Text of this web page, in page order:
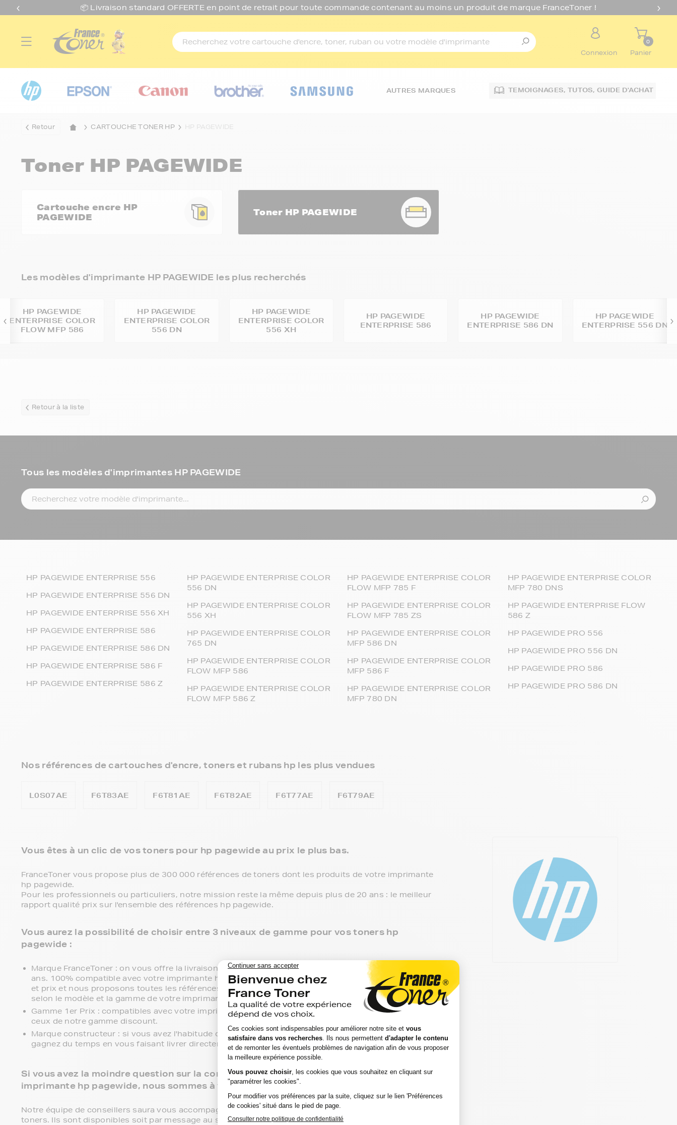
📦 Livraison standard OFFERTE en point de retrait pour toute commande contenant au moins un produit de marque FranceToner !
Connexion
0
Panier
AUTRES MARQUES TEMOIGNAGES, TUTOS,GUIDE D'ACHAT
Retour CARTOUCHE TONER HP HP PAGEWIDE
Toner HP PAGEWIDE
Cartouche encre HP
PAGEWIDE
Toner HP PAGEWIDE
Les modèles d'imprimante HP PAGEWIDE les plus recherchés
HP PAGEWIDE
ENTERPRISE COLOR
FLOW MFP 586
HP PAGEWIDE
ENTERPRISE COLOR
556 DN
HP PAGEWIDE
ENTERPRISE COLOR
556 XH
HP PAGEWIDE
ENTERPRISE 586
HP PAGEWIDE
ENTERPRISE 586 DN
HP PAGEWIDE
ENTERPRISE 556 DN
Retour à la liste
Tous les modèles d'imprimantes HP PAGEWIDE
HP PAGEWIDE ENTERPRISE 556
HP PAGEWIDE ENTERPRISE 556 DN
HP PAGEWIDE ENTERPRISE 556 XH
HP PAGEWIDE ENTERPRISE 586
HP PAGEWIDE ENTERPRISE 586 DN
HP PAGEWIDE ENTERPRISE 586 F
HP PAGEWIDE ENTERPRISE 586 Z
HP PAGEWIDE ENTERPRISE COLOR
556 DN
HP PAGEWIDE ENTERPRISE COLOR
556 XH
HP PAGEWIDE ENTERPRISE COLOR
765 DN
HP PAGEWIDE ENTERPRISE COLOR
FLOW MFP 586
HP PAGEWIDE ENTERPRISE COLOR
FLOW MFP 586 Z
HP PAGEWIDE ENTERPRISE COLOR
FLOW MFP 785 F
HP PAGEWIDE ENTERPRISE COLOR
FLOW MFP 785 ZS
HP PAGEWIDE ENTERPRISE COLOR
MFP 586 DN
HP PAGEWIDE ENTERPRISE COLOR
MFP 586 F
HP PAGEWIDE ENTERPRISE COLOR
MFP 780 DN
HP PAGEWIDE ENTERPRISE COLOR
MFP 780 DNS
HP PAGEWIDE ENTERPRISE FLOW
586 Z
HP PAGEWIDE PRO 556
HP PAGEWIDE PRO 556 DN
HP PAGEWIDE PRO 586
HP PAGEWIDE PRO 586 DN
Nos références de cartouches d'encre, toners et rubans hp les plus vendues
L0S07AE F6T83AE F6T81AE F6T82AE F6T77AE F6T79AE
Vous êtes à un clic de vos toners pour hp pagewide au prix le plus bas.
FranceToner vous propose plus de 300 000 références de toners dont les produits de votre imprimante
hp pagewide.
Pour les professionnels ou particuliers, notre mission reste la même depuis plus de 20 ans : le meilleur
rapport qualité prix sur l'ensemble des références hp pagewide.
Vous aurez la possibilité de choisir entre 3 niveaux de gamme pour vos toners hp
pagewide :
Marque FranceToner : on vous offre la livraison en point de retrait et tous les produits sont garantis 2
ans. 100% compatible avec votre imprimante hp pagewide, c'est le meilleur compromis entre qualité
et prix et nous proposons toutes les références compatibles, noir et couleur, en pack ou à l’unité,
selon le modèle et la gamme de votre imprimante.
Gamme 1er Prix : compatibles avec votre imprimante hp pagewide, ces produits sans marque sont
ceux de notre gamme discount.
Marque constructeur : si vous avez l'habitude d'aller chercher vos toners hp pagewide en magasin,
gagnez du temps en vous faisant livrer directement chez vous.
Si vous avez la moindre question sur la compatibilité de votre produit avec votre
imprimante hp pagewide, nous sommes à votre écoute.
Notre équipe de conseillers saura vous accompagner sur le meilleur choix ou sur l'installation de vos
toners. Ils sont disponibles soit par message au sein de votre espace client ou directement par